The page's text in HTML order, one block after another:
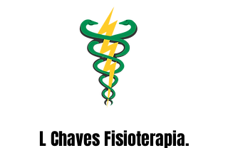
L Chaves Fisioterapia.